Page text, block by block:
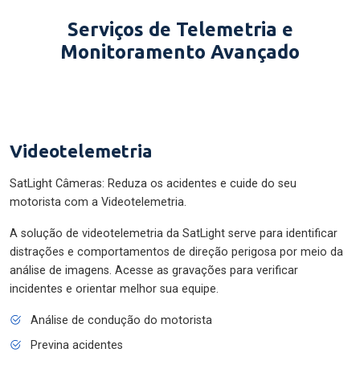
Serviços de Telemetria e
Monitoramento Avançado
Videotelemetria
SatLight Câmeras: Reduza os acidentes e cuide do seu
motorista com a Videotelemetria.
A solução de videotelemetria da SatLight serve para identificar
distrações e comportamentos de direção perigosa por meio da
análise de imagens. Acesse as gravações para verificar
incidentes e orientar melhor sua equipe.
Análise de condução do motorista
Previna acidentes